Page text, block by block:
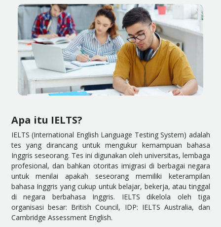
Apa itu IELTS?
IELTS (International English Language Testing System) adalah
tes yang dirancang untuk mengukur kemampuan bahasa
Inggris seseorang. Tes ini digunakan oleh universitas, lembaga
profesional, dan bahkan otoritas imigrasi di berbagai negara
untuk menilai apakah seseorang memiliki keterampilan
bahasa Inggris yang cukup untuk belajar, bekerja, atau tinggal
di negara berbahasa Inggris. IELTS dikelola oleh tiga
organisasi besar: British Council, IDP: IELTS Australia, dan
Cambridge Assessment English.